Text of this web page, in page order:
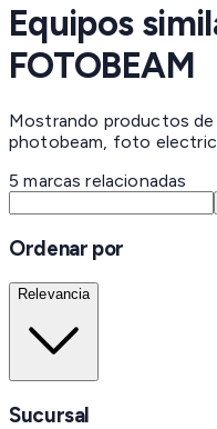
Equipos
FOTOBEAM
Mostrando productos
photobeam, foto
5 marcas relacionadas
Ordenar por
Relevancia
Sucursal